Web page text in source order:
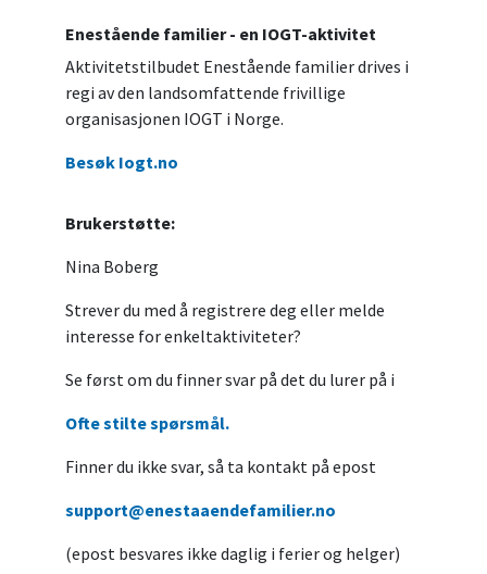
Enestående familier - en IOGT-aktivitet
Aktivitetstilbudet Enestående familier drives i
regi av den landsomfattende frivillige
organisasjonen IOGT i Norge.
Besøk Iogt.no
Brukerstøtte:
Nina Boberg
Strever du med å registrere deg eller melde
interesse for enkeltaktiviteter?
Se først om du finner svar på det du lurer på i
Ofte stilte spørsmål.
Finner du ikke svar, så ta kontakt på epost
support@enestaaendefamilier.no
(epost besvares ikke daglig i ferier og helger)